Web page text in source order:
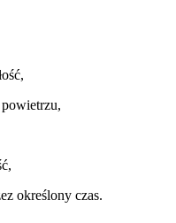
określony czas.